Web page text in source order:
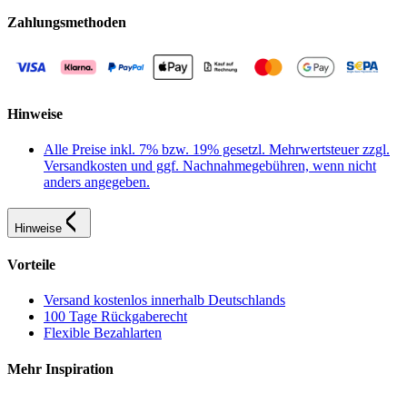
Zahlungsmethoden
Hinweise
Alle Preise inkl. 7% bzw. 19% gesetzl. Mehrwertsteuer zzgl.
Versandkosten und ggf. Nachnahmegebühren, wenn nicht
anders angegeben.
Hinweise
Vorteile
Versand kostenlos innerhalb Deutschlands
100 Tage Rückgaberecht
Flexible Bezahlarten
Mehr Inspiration